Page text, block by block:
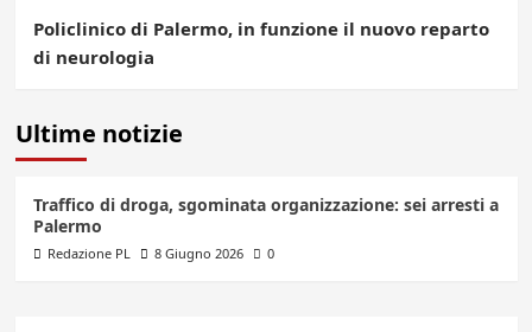
Policlinico di Palermo, in funzione il nuovo reparto
di neurologia
Ultime notizie
Traffico di droga, sgominata organizzazione: sei arresti a
Palermo
Redazione PL 8 Giugno 2026 0